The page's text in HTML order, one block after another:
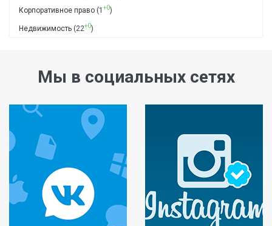
Корпоративное право (1 +0)
Недвижимость (22+0)
Мы в социальных сетях